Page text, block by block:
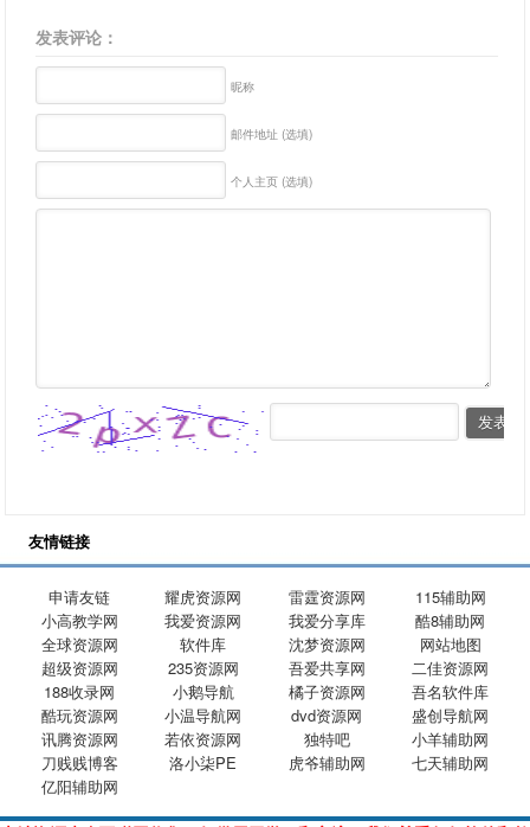
发表评论：
昵称
邮件地址 (选填)
个人主页 (选填)
友情链接
申请友链 耀虎资源网 雷霆资源网
115辅助网
小高教学网
我爱资源网 我爱分享库
酷8辅助网
全球资源网
软件库 沈梦资源网
网站地图
超级资源网
235资源网 吾爱共享网
二佳资源网
188收录网
小鹅导航 橘子资源网
吾名软件库
酷玩资源网
小温导航网 dvd资源网
盛创导航网
讯腾资源网
若依资源网 独特吧
小羊辅助网
刀贱贱博客
洛小柒PE 虎爷辅助网
七天辅助网
亿阳辅助网